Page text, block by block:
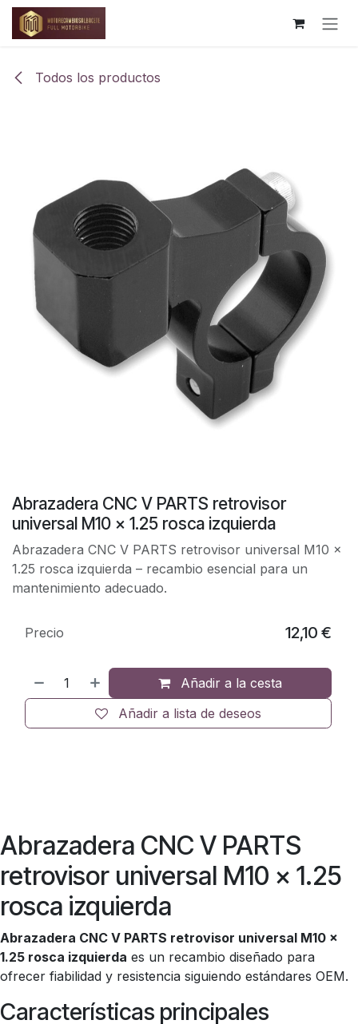
Ir al contenido
Todos los productos
Abrazadera CNC V PARTS retrovisor
universal M10 x 1.25 rosca izquierda
Abrazadera CNC V PARTS retrovisor universal M10 x
1.25 rosca izquierda – recambio esencial para un
mantenimiento adecuado.
Añadir a la cesta
Añadir a lista de deseos
Precio 12,10 €
Abrazadera CNC V PARTS
retrovisor universal M10 x 1.25
rosca izquierda
Abrazadera CNC V PARTS retrovisor universal M10 x
1.25 rosca izquierda es un recambio diseñado para
ofrecer fiabilidad y resistencia siguiendo estándares OEM.
Características principales